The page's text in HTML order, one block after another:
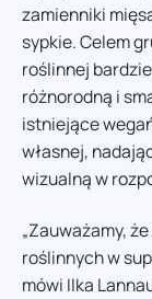
zamienniki
sypkie. Celem
roślinnej
różnorodną i
istniejące
własnej,
wizualną w
„Zauważamy,
roślinnych w
mówi Ilka